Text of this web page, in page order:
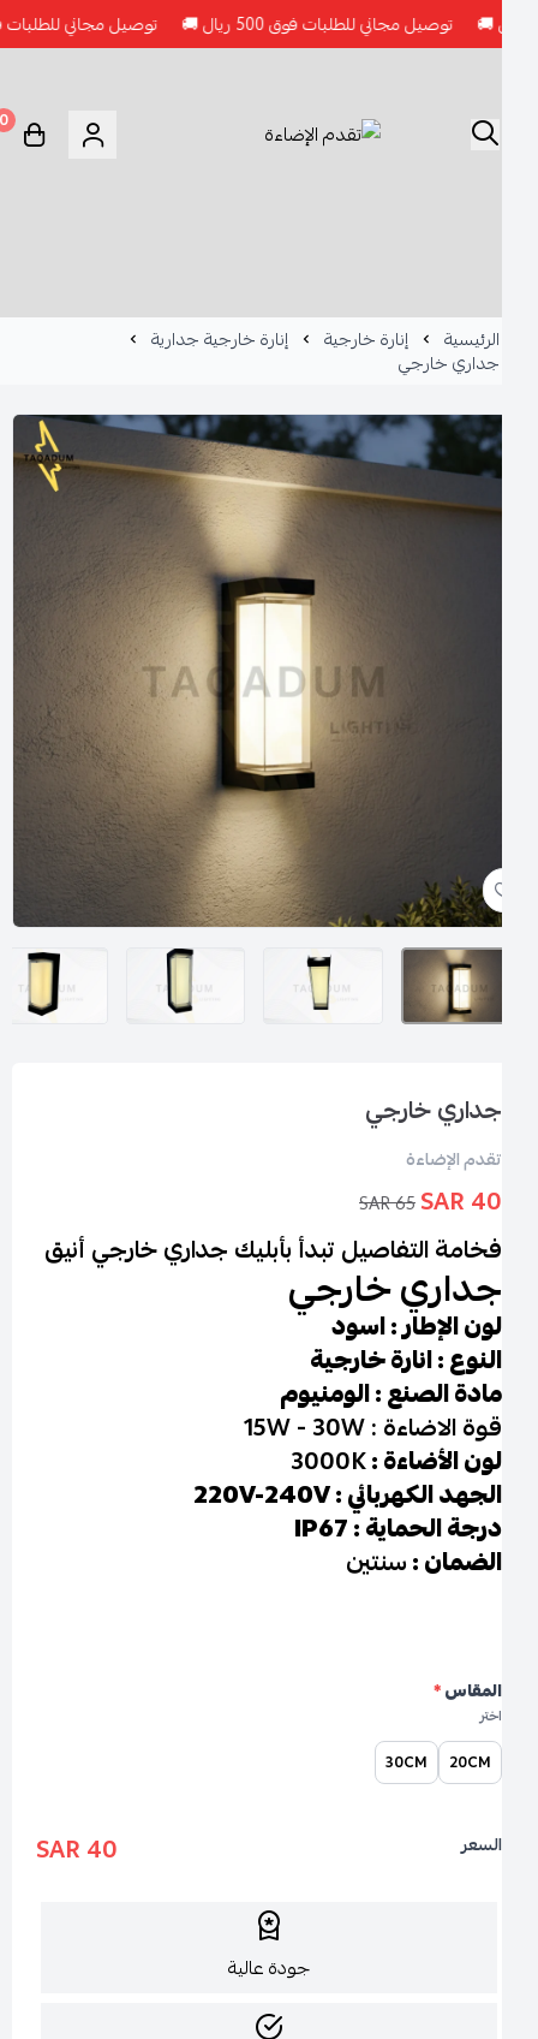
توصيل مجاني للطلبات فوق 500 ريال 🚚 توصيل مجاني للطلبات فوق 500 ريال 🚚
0
الرئيسية إنارة خارجية إنارة خارجية جدارية
جداري خارجي
جداري خارجي
تقدم الإضاءة
65 SAR
فخامة التفاصيل تبدأ بأبليك جداري خارجي أنيق
جداري خارجي
لون الإطار : اسود
النوع : انارة خارجية
مادة الصنع : الومنيوم
قوة الاضاءة : 15W - 30W
لون الأضاءة :3000K
الجهد الكهربائي : 220V-240V
درجة الحماية : IP67
الضمان :سنتين
المقاس*
20CM
30CM
السعر
جودة عالية